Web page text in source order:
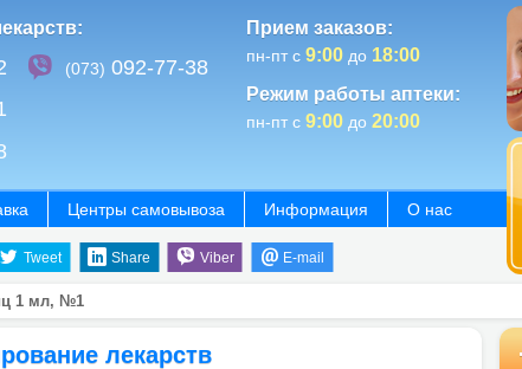
(073) 092-77-38
Прием заказов:
пн-пт с 9:00до 18:00
Режим работы аптеки:
пн-пт с 9:00до 20:00
Tweet Share Viber E-mail
Центры самовывоза Информация О нас
1 мл, №1
лекарств